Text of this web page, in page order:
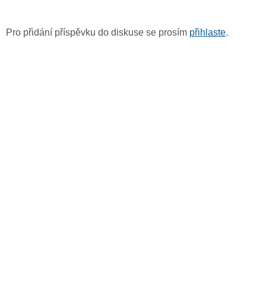
Pro přidání příspěvku do diskuse se prosím přihlaste.